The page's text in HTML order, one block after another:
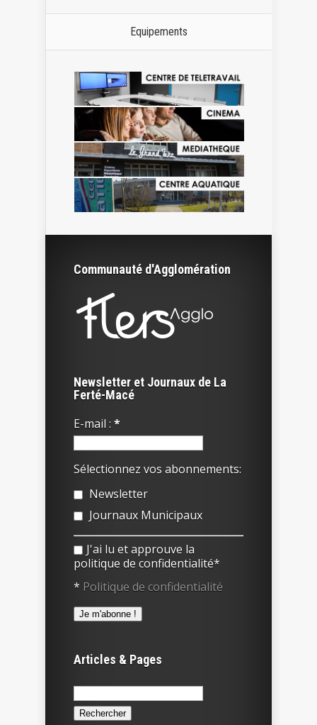
Equipements
Communauté d'Agglomération
Newsletter et Journaux de La
Ferté-Macé
E-mail : *
Sélectionnez vos abonnements:
Newsletter
Journaux Municipaux
J'ai lu et approuve la
politique de confidentialité*
* Politique de confidentialité
Articles & Pages
Rechercher :